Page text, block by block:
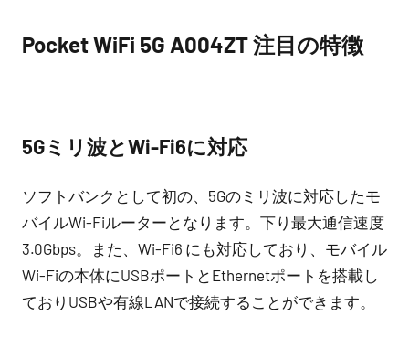
Pocket WiFi 5G A004ZT 注目の特徴
5Gミリ波とWi-Fi6に対応
ソフトバンクとして初の、5Gのミリ波に対応したモ
バイルWi-Fiルーターとなります。下り最大通信速度
3.0Gbps。また、Wi-Fi6 にも対応しており、モバイル
Wi-Fiの本体にUSBポートとEthernetポートを搭載し
ておりUSBや有線LANで接続することができます。